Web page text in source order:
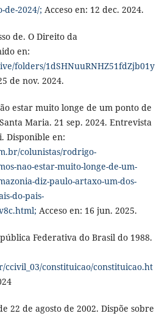
de-2024/; Acceso en: 12 dec. 2024.
de. O Direito da
en:
folders/1dSHNuuRNHZ51fdZjb01y
de nov. 2024.
estar muito longe de um ponto de
Maria. 21 sep. 2024. Entrevista
Disponible en:
colunistas/rodrigo-
nao-estar-muito-longe-de-um-
diz-paulo-artaxo-um-dos-
do-pais-
Acceso en: 16 jun. 2025.
Federativa do Brasil do 1988.
constituicao/constituicao.ht
22 de agosto de 2002. Dispõe sobre